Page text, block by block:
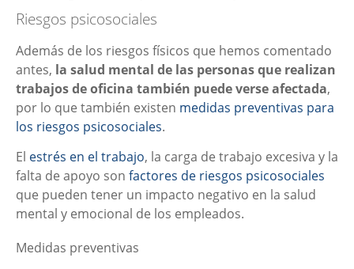
Riesgos psicosociales
Además de los riesgos físicos que hemos comentado
antes, la salud mental de las personas que realizan
trabajos de oficina también puede verse afectada,
por lo que también existen medidas preventivas para
los riesgos psicosociales.
El estrés en el trabajo, la carga de trabajo excesiva y la
falta de apoyo son factores de riesgos psicosociales
que pueden tener un impacto negativo en la salud
mental y emocional de los empleados.
Medidas preventivas